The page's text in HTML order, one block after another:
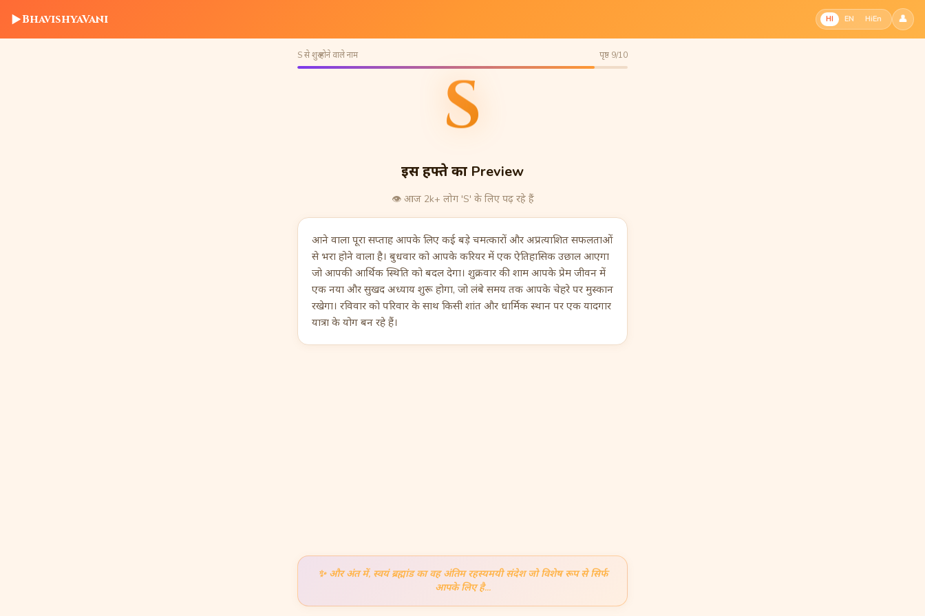
▶BhavishyaVani HI EN HiEn 👤
S से शुरू होने वाले नाम पृष्ठ 9/10
S
इस हफ्ते का Preview
👁️ आज 2k+ लोग 'S' के लिए पढ़ रहे हैं
आने वाला पूरा सप्ताह आपके लिए कई बड़े चमत्कारों और अप्रत्याशित सफलताओं
से भरा होने वाला है। बुधवार को आपके करियर में एक ऐतिहासिक उछाल आएगा
जो आपकी आर्थिक स्थिति को बदल देगा। शुक्रवार की शाम आपके प्रेम जीवन में
एक नया और सुखद अध्याय शुरू होगा, जो लंबे समय तक आपके चेहरे पर मुस्कान
रखेगा। रविवार को परिवार के साथ किसी शांत और धार्मिक स्थान पर एक यादगार
यात्रा के योग बन रहे हैं।
✨ और अंत में, स्वयं ब्रह्मांड का वह अंतिम रहस्यमयी संदेश जो विशेष रूप से सिर्फ
आपके लिए है...